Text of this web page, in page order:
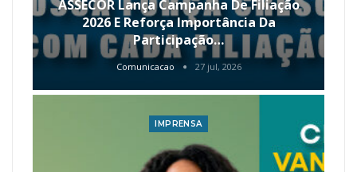
ASSECOR Lança Campanha De Filiação
2026 E Reforça Importância Da
Participação…
Comunicacao 27 jul, 2026
IMPRENSA